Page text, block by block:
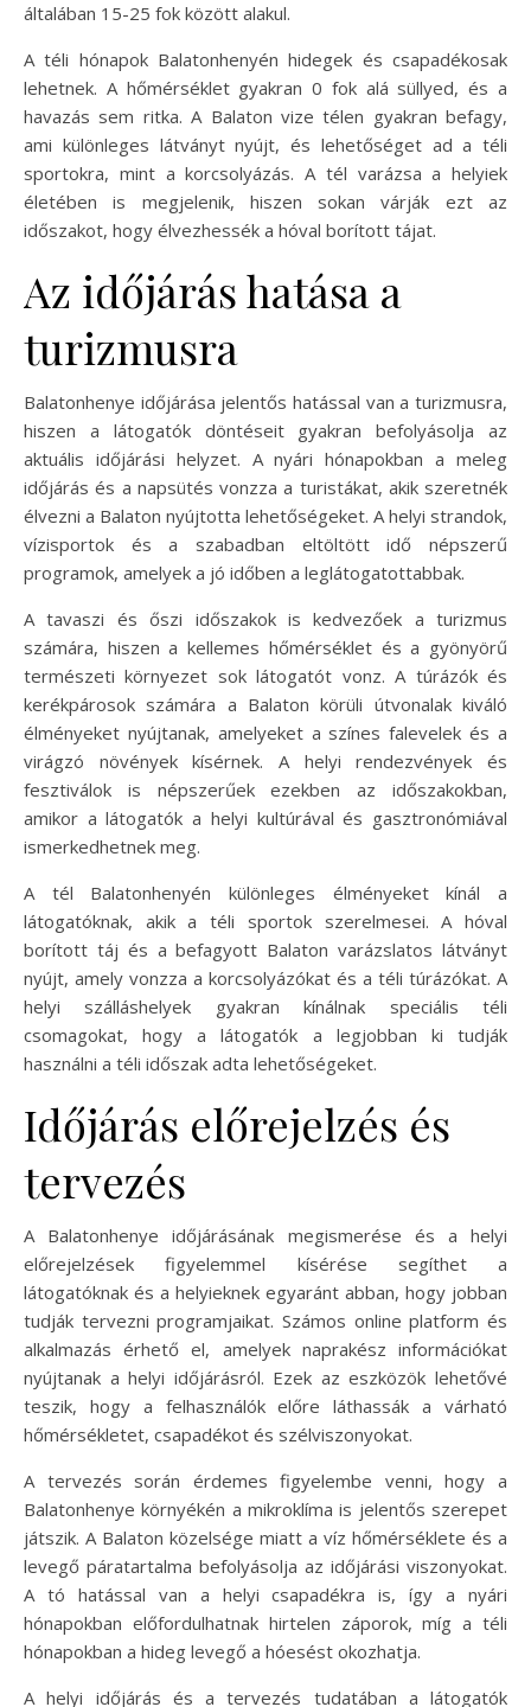
általában 15-25 fok között alakul.
A téli hónapok Balatonhenyén hidegek és csapadékosak
lehetnek. A hőmérséklet gyakran 0 fok alá süllyed, és a
havazás sem ritka. A Balaton vize télen gyakran befagy,
ami különleges látványt nyújt, és lehetőséget ad a téli
sportokra, mint a korcsolyázás. A tél varázsa a helyiek
életében is megjelenik, hiszen sokan várják ezt az
időszakot, hogy élvezhessék a hóval borított tájat.
Az időjárás hatása a
turizmusra
Balatonhenye időjárása jelentős hatással van a turizmusra,
hiszen a látogatók döntéseit gyakran befolyásolja az
aktuális időjárási helyzet. A nyári hónapokban a meleg
időjárás és a napsütés vonzza a turistákat, akik szeretnék
élvezni a Balaton nyújtotta lehetőségeket. A helyi strandok,
vízisportok és a szabadban eltöltött idő népszerű
programok, amelyek a jó időben a leglátogatottabbak.
A tavaszi és őszi időszakok is kedvezőek a turizmus
számára, hiszen a kellemes hőmérséklet és a gyönyörű
természeti környezet sok látogatót vonz. A túrázók és
kerékpárosok számára a Balaton körüli útvonalak kiváló
élményeket nyújtanak, amelyeket a színes falevelek és a
virágzó növények kísérnek. A helyi rendezvények és
fesztiválok is népszerűek ezekben az időszakokban,
amikor a látogatók a helyi kultúrával és gasztronómiával
ismerkedhetnek meg.
A tél Balatonhenyén különleges élményeket kínál a
látogatóknak, akik a téli sportok szerelmesei. A hóval
borított táj és a befagyott Balaton varázslatos látványt
nyújt, amely vonzza a korcsolyázókat és a téli túrázókat. A
helyi szálláshelyek gyakran kínálnak speciális téli
csomagokat, hogy a látogatók a legjobban ki tudják
használni a téli időszak adta lehetőségeket.
Időjárás előrejelzés és
tervezés
A Balatonhenye időjárásának megismerése és a helyi
előrejelzések figyelemmel kísérése segíthet a
látogatóknak és a helyieknek egyaránt abban, hogy jobban
tudják tervezni programjaikat. Számos online platform és
alkalmazás érhető el, amelyek naprakész információkat
nyújtanak a helyi időjárásról. Ezek az eszközök lehetővé
teszik, hogy a felhasználók előre láthassák a várható
hőmérsékletet, csapadékot és szélviszonyokat.
A tervezés során érdemes figyelembe venni, hogy a
Balatonhenye környékén a mikroklíma is jelentős szerepet
játszik. A Balaton közelsége miatt a víz hőmérséklete és a
levegő páratartalma befolyásolja az időjárási viszonyokat.
A tó hatással van a helyi csapadékra is, így a nyári
hónapokban előfordulhatnak hirtelen záporok, míg a téli
hónapokban a hideg levegő a hóesést okozhatja.
A helyi időjárás és a tervezés tudatában a látogatók